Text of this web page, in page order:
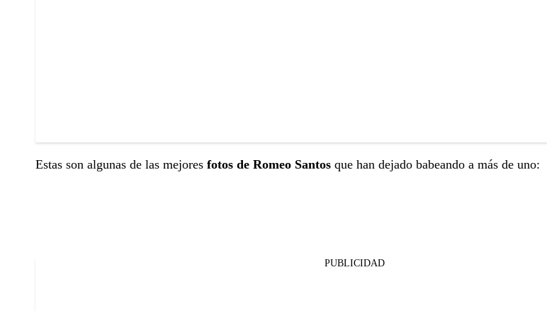
Estas son algunas de las mejores fotos de Romeo Santos que han dejado babeando a más de uno:
PUBLICIDAD